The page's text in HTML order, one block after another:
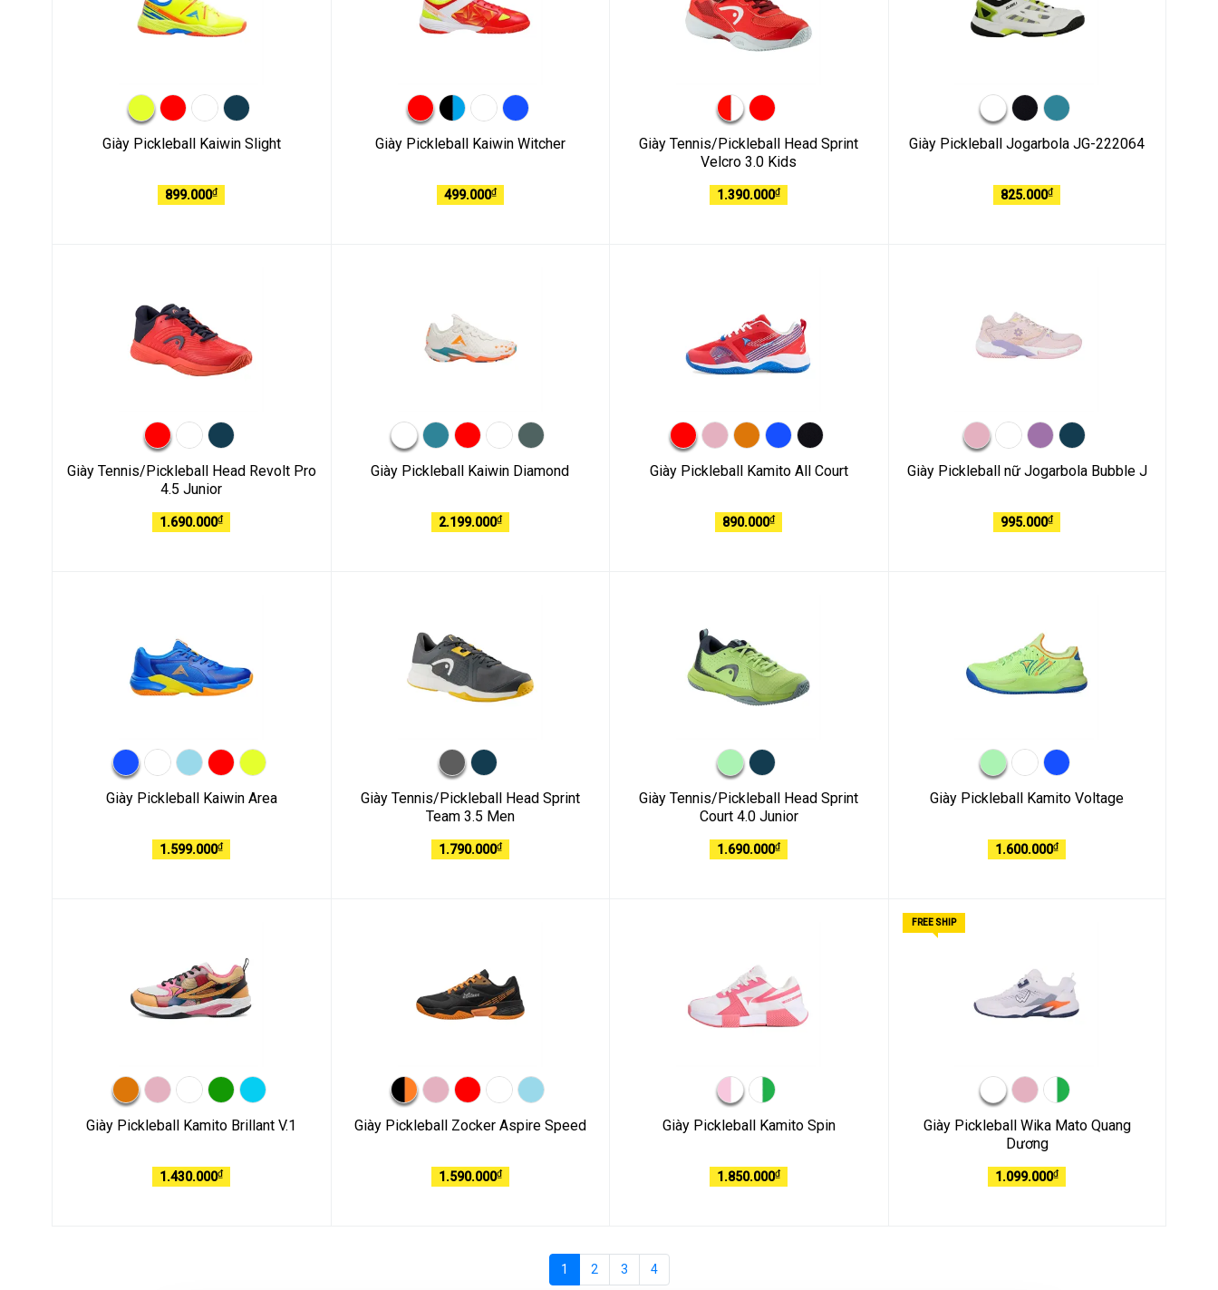
Giày Pickleball Kaiwin Slight
899.000₫
Giày Pickleball Kaiwin Witcher
499.000₫
Giày Tennis/Pickleball Head Sprint
Velcro 3.0 Kids
1.390.000₫
Giày Pickleball Jogarbola JG-222064
825.000₫
Giày Tennis/Pickleball Head Revolt Pro
4.5 Junior
1.690.000₫
Giày Pickleball Kaiwin Diamond
2.199.000₫
Giày Pickleball Kamito All Court
890.000₫
Giày Pickleball nữ Jogarbola Bubble J
995.000₫
Giày Pickleball Kaiwin Area
1.599.000₫
Giày Tennis/Pickleball Head Sprint
Team 3.5 Men
1.790.000₫
Giày Tennis/Pickleball Head Sprint
Court 4.0 Junior
1.690.000₫
Giày Pickleball Kamito Voltage
1.600.000₫
Giày Pickleball Kamito Brillant V.1
1.430.000₫
Giày Pickleball Zocker Aspire Speed
1.590.000₫
Giày Pickleball Kamito Spin
1.850.000₫
FREE SHIP
Giày Pickleball Wika Mato Quang
Dương
1.099.000₫
1 2 3 4